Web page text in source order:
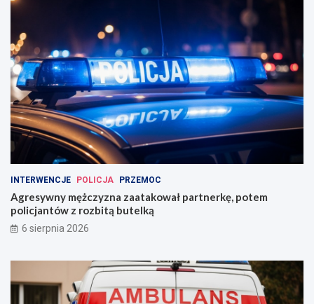
INTERWENCJE POLICJA PRZEMOC
Agresywny mężczyzna zaatakował partnerkę, potem
policjantów z rozbitą butelką
6 sierpnia 2026